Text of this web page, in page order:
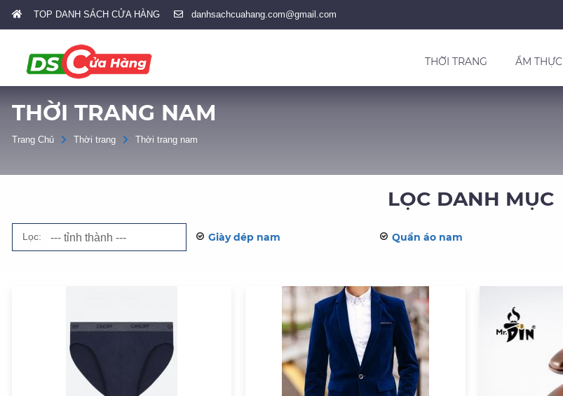
TOP DANH SÁCH CỬA HÀNG danhsachcuahang.com@gmail.com
THỜI TRANG ẨM THỰC
THỜI TRANG NAM
Trang Chủ Thời trang Thời trang nam
LỌC DANH MỤC
Lọc: Giày dép nam Quần áo nam